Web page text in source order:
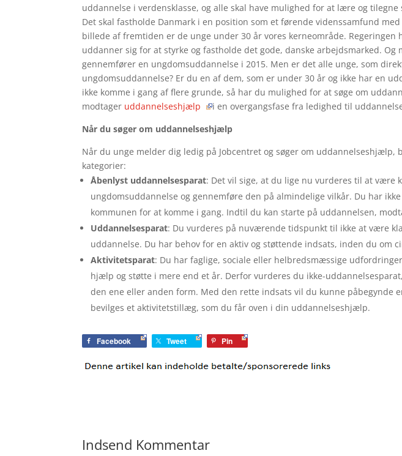
uddannelse i verdensklasse, og alle skal have mulighed for at lære og
Det skal fastholde Danmark i en position som et førende videnssamfund
billede af fremtiden er de unge under 30 år vores kerneområde.
uddanner sig for at styrke og fastholde det gode, danske arbejdsmarked. Og
gennemfører en ungdomsuddannelse i 2015. Men er det alle unge, som
ungdomsuddannelse? Er du en af dem, som er under 30 år og ikke har en
ikke komme i gang af flere grunde, så har du mulighed for at søge om
modtager uddannelseshjælp
i en overgangsfase fra ledighed til
Når du søger om uddannelseshjælp
Når du unge melder dig ledig på Jobcentret og søger om
kategorier:
Åbenlyst uddannelsesparat: Det vil sige, at du lige nu vurderes til at være
ungdomsuddannelse og gennemføre den på almindelige vilkår. Du har
kommunen for at komme i gang. Indtil du kan starte på uddannelsen,
Uddannelsesparat: Du vurderes på nuværende tidspunkt til ikke at være
uddannelse. Du har behov for en aktiv og støttende indsats, inden du om
Aktivitetsparat: Du har faglige, sociale eller helbredsmæssige
hjælp og støtte i mere end et år. Derfor vurderes du ikke-
den ene eller anden form. Med den rette indsats vil du kunne påbegynde
bevilges et aktivitetstillæg, som du får oven i din uddannelseshjælp.
Facebook Tweet Pin
Indsend Kommentar